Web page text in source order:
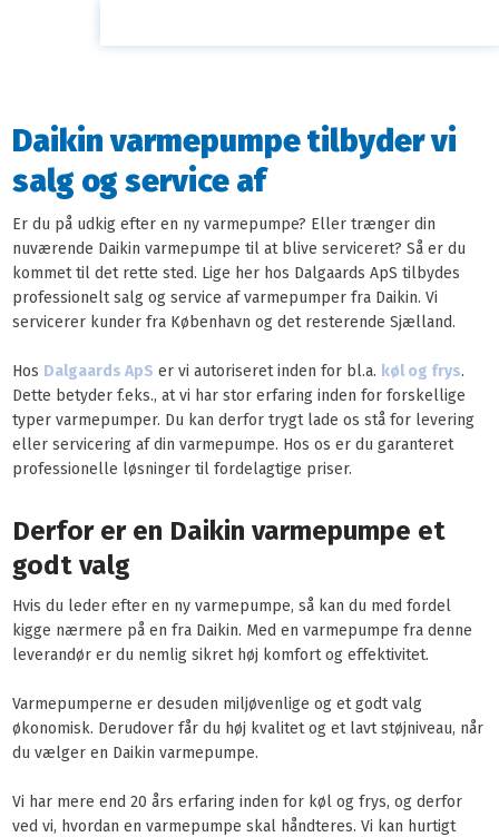
Daikin varmepumpe tilbyder vi
salg og service af
Er du på udkig efter en ny varmepumpe? Eller trænger din
nuværende Daikin varmepumpe til at blive serviceret? Så er du
kommet til det rette sted. Lige her hos Dalgaards ApS tilbydes
professionelt salg og service af varmepumper fra Daikin. Vi
servicerer kunder fra København og det resterende Sjælland.
Hos Dalgaards ApS er vi autoriseret inden for bl.a. køl og frys.
Dette betyder f.eks., at vi har stor erfaring inden for forskellige
typer varmepumper. Du kan derfor trygt lade os stå for levering
eller servicering af din varmepumpe. Hos os er du garanteret
professionelle løsninger til fordelagtige priser.
Derfor er en Daikin varmepumpe et
godt valg
Hvis du leder efter en ny varmepumpe, så kan du med fordel
kigge nærmere på en fra Daikin. Med en varmepumpe fra denne
leverandør er du nemlig sikret høj komfort og effektivitet.
Varmepumperne er desuden miljøvenlige og et godt valg
økonomisk. Derudover får du høj kvalitet og et lavt støjniveau, når
du vælger en Daikin varmepumpe.
Vi har mere end 20 års erfaring inden for køl og frys, og derfor
ved vi, hvordan en varmepumpe skal håndteres. Vi kan hurtigt